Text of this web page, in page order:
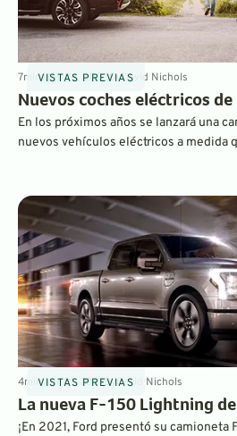
VISTAS PREVIAS
7minMay 26, 2022ByDavid Nichols
Nuevos coches eléctricos
En los próximos años se lanzará una
nuevos vehículos eléctricos a medida
estamos deseando probarlos todos.
VISTAS PREVIAS
4minApr 27, 2021ByDavid Nichols
La nueva F-150 Lightning
¡En 2021, Ford presentó su camioneta